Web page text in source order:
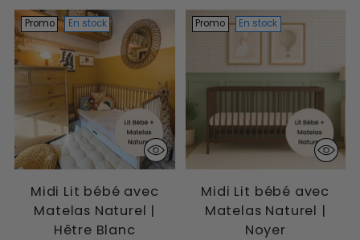
Promo En stock
Midi Lit bébé avec
Matelas Naturel |
Hêtre Blanc
Promo En stock
Midi Lit bébé avec
Matelas Naturel |
Noyer